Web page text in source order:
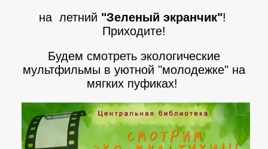
на летний "Зеленый экранчик"!
Приходите!
Будем смотреть экологические
мультфильмы в уютной "молодежке" на
мягких пуфиках!